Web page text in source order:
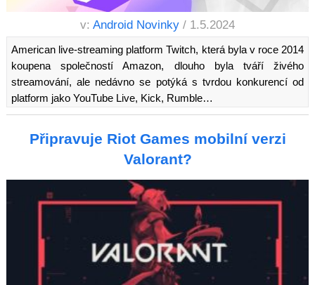
v: Android Novinky / 1.5.2024
American live-streaming platform Twitch, která byla v roce 2014
koupena společností Amazon, dlouho byla tváří živého
streamování, ale nedávno se potýká s tvrdou konkurencí od
platform jako YouTube Live, Kick, Rumble…
Připravuje Riot Games mobilní verzi
Valorant?